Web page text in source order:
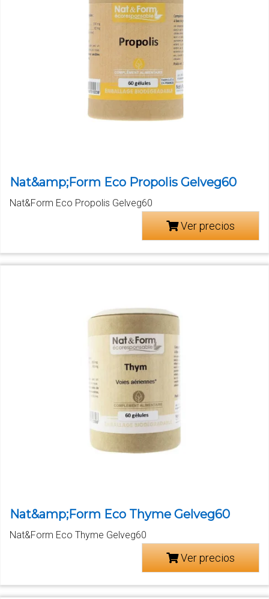
Nat&amp;Form Eco Propolis Gelveg60
Nat&Form Eco Propolis Gelveg60
Ver precios
Nat&amp;Form Eco Thyme Gelveg60
Nat&Form Eco Thyme Gelveg60
Ver precios